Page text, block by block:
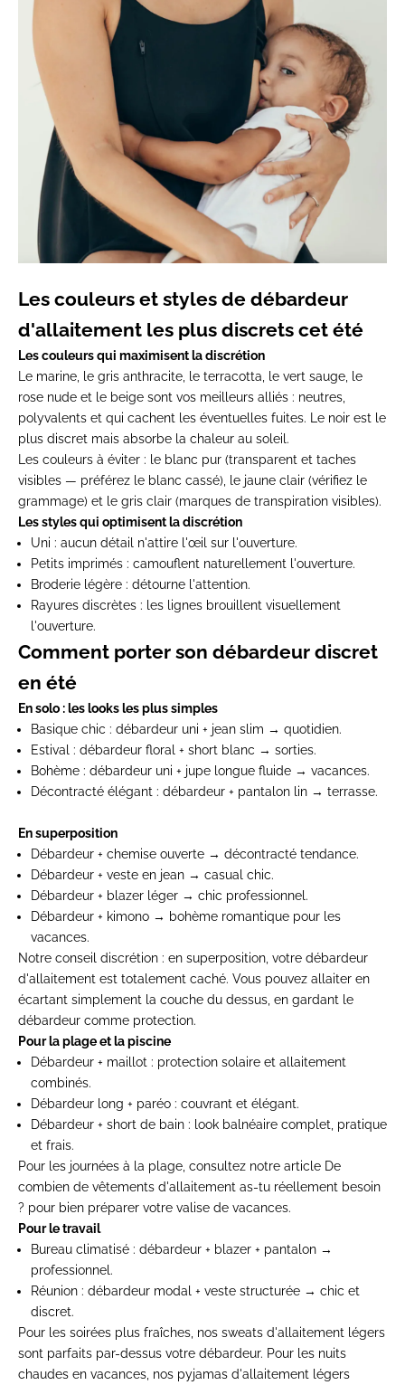
Les couleurs et styles de débardeur
d'allaitement les plus discrets cet été
Les couleurs qui maximisent la discrétion
Le marine, le gris anthracite, le terracotta, le vert sauge, le
rose nude et le beige sont vos meilleurs alliés : neutres,
polyvalents et qui cachent les éventuelles fuites. Le noir est le
plus discret mais absorbe la chaleur au soleil.
Les couleurs à éviter : le blanc pur (transparent et taches
visibles — préférez le blanc cassé), le jaune clair (vérifiez le
grammage) et le gris clair (marques de transpiration visibles).
Les styles qui optimisent la discrétion
Uni : aucun détail n'attire l'œil sur l'ouverture.
Petits imprimés : camouflent naturellement l'ouverture.
Broderie légère : détourne l'attention.
Rayures discrètes : les lignes brouillent visuellement
l'ouverture.
Comment porter son débardeur discret
en été
En solo : les looks les plus simples
Basique chic : débardeur uni + jean slim → quotidien.
Estival : débardeur floral + short blanc → sorties.
Bohème : débardeur uni + jupe longue fluide → vacances.
Décontracté élégant : débardeur + pantalon lin → terrasse.
En superposition
Débardeur + chemise ouverte → décontracté tendance.
Débardeur + veste en jean → casual chic.
Débardeur + blazer léger → chic professionnel.
Débardeur + kimono → bohème romantique pour les
vacances.
Notre conseil discrétion : en superposition, votre débardeur
d'allaitement est totalement caché. Vous pouvez allaiter en
écartant simplement la couche du dessus, en gardant le
débardeur comme protection.
Pour la plage et la piscine
Débardeur + maillot : protection solaire et allaitement
combinés.
Débardeur long + paréo : couvrant et élégant.
Débardeur + short de bain : look balnéaire complet, pratique
et frais.
Pour les journées à la plage, consultez notre article De
combien de vêtements d'allaitement as-tu réellement besoin
? pour bien préparer votre valise de vacances.
Pour le travail
Bureau climatisé : débardeur + blazer + pantalon →
professionnel.
Réunion : débardeur modal + veste structurée → chic et
discret.
Pour les soirées plus fraîches, nos sweats d'allaitement légers
sont parfaits par-dessus votre débardeur. Pour les nuits
chaudes en vacances, nos pyjamas d'allaitement légers